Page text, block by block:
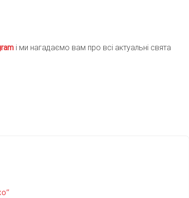
m і ми нагадаємо вам про всі актуальні свята